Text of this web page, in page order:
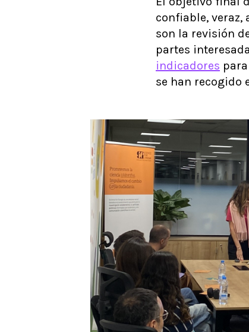
confiable,
son la revisión
partes
indicadores
se han recogido